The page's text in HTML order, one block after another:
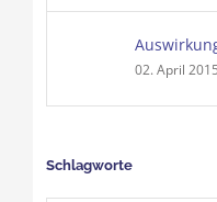
02. April 2015
Schlagworte